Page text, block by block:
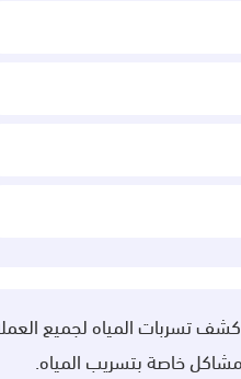
تسربات المياه لجميع
خاصة بتسريب المياه.